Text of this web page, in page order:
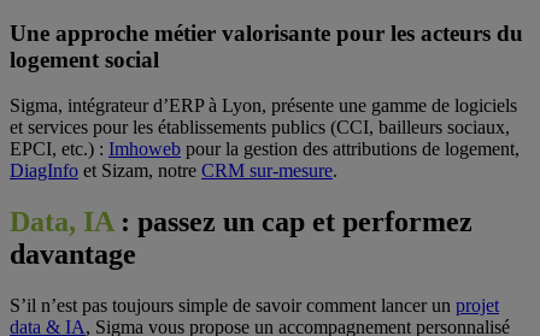
Une approche métier valorisante pour les acteurs du
logement social
Sigma, intégrateur d’ERP à Lyon, présente une gamme de logiciels
et services pour les établissements publics (CCI, bailleurs sociaux,
EPCI, etc.) : Imhoweb pour la gestion des attributions de logement,
DiagInfo et Sizam, notre CRM sur-mesure.
Data, IA: passez un cap et performez
davantage
S’il n’est pas toujours simple de savoir comment lancer un projet
data & IA, Sigma vous propose un accompagnement personnalisé